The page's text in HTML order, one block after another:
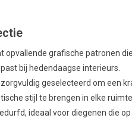
opvallende grafische patronen
bij hedendaagse interieurs.
geselecteerd om een
stijl te brengen in elke ruimte.
ideaal voor diegenen die